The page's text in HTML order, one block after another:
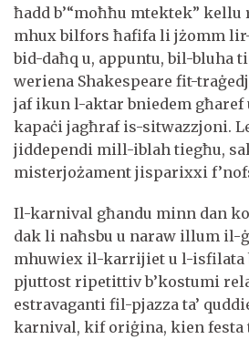
ħadd b’“moħħu mtektek”
mhux bilfors ħafifa li jżomm lir-
bid-daħq u, appuntu, bil-bluha
weriena Shakespeare fit-
jaf ikun l-aktar bniedem
kapaċi jagħraf is-sitwazzjoni.
jiddependi mill-iblah tiegħu,
misterjożament jisparixxi
Il-karnival għandu minn dan
dak li naħsbu u naraw illum il-
mhuwiex il-karrijiet u l-isfilata
pjuttost ripetittiv b’kostumi
estravaganti fil-pjazza ta’
karnival, kif oriġina, kien festa